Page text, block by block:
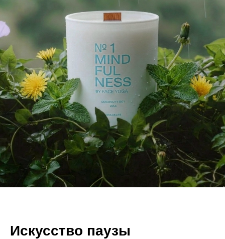
Искусство паузы